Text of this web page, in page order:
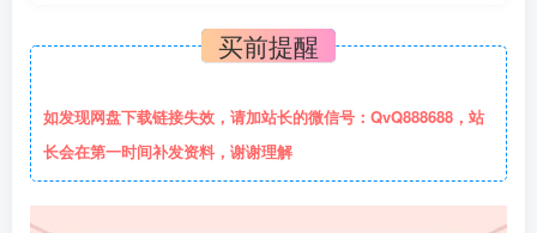
买前提醒
如发现网盘下载链接失效，请加站长的微信号：QvQ888688，站
长会在第一时间补发资料，谢谢理解